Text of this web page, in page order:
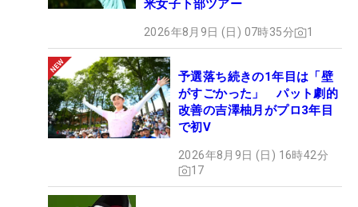
米女子下部ツアー
2026年8月9日 (日) 07時35分 1
予選落ち続きの1年目は「壁
がすごかった」 パット劇的
改善の吉澤柚月がプロ3年目
で初V
2026年8月9日 (日) 16時42分
17